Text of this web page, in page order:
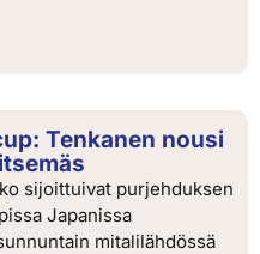
Tenkanen nousi
sijoittuivat purjehduksen
Japanissa
mitalilähdössä